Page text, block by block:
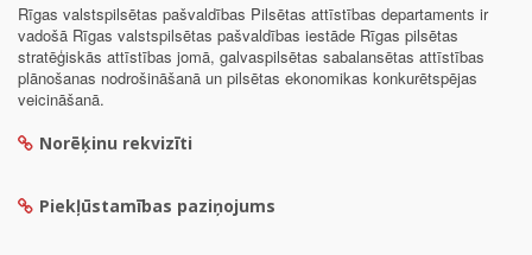
Rīgas valstspilsētas pašvaldības Pilsētas attīstības departaments ir
vadošā Rīgas valstspilsētas pašvaldības iestāde Rīgas pilsētas
stratēģiskās attīstības jomā, galvaspilsētas sabalansētas attīstības
plānošanas nodrošināšanā un pilsētas ekonomikas konkurētspējas
veicināšanā.
Norēķinu rekvizīti
Piekļūstamības paziņojums